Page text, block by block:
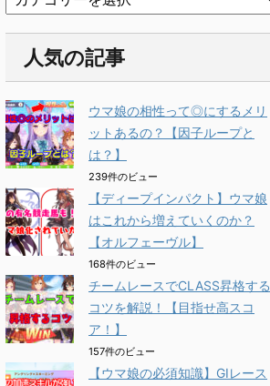
人気の記事
ウマ娘の相性って◎にするメリ
ットあるの？【因子ループと
は？】
239件のビュー
【ディープインパクト】ウマ娘
はこれから増えていくのか？
【オルフェーヴル】
168件のビュー
チームレースでCLASS昇格する
コツを解説！【目指せ高スコ
ア！】
157件のビュー
【ウマ娘の必須知識】GⅠレース